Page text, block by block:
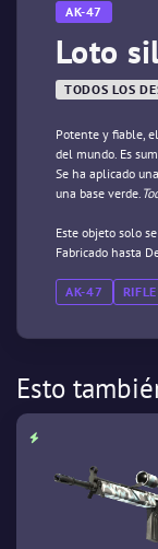
AK-47
Loto
TODOS LOS
Potente y fiable,
del mundo. Es
Se ha aplicado
una base verde.
Este objeto solo
Fabricado hasta
AK-47 RIFLE
Esto